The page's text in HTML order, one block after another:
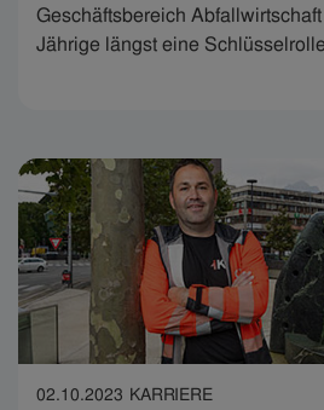
Geschäftsbereich
Jährige längst eine
und Prozesse für
außergewöhnlichen
02.10.2023 KARRIERE